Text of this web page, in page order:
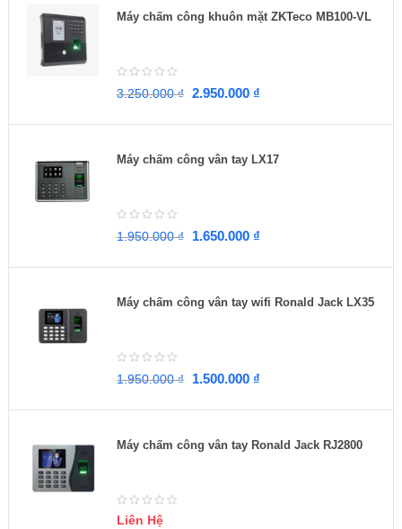
Máy chấm công khuôn mặt ZKTeco MB100-VL
3.250.000₫ 2.950.000 ₫
Máy chấm công vân tay LX17
1.950.000₫ 1.650.000 ₫
Máy chấm công vân tay wifi Ronald Jack LX35
1.950.000₫ 1.500.000 ₫
Máy chấm công vân tay Ronald Jack RJ2800
Liên Hệ